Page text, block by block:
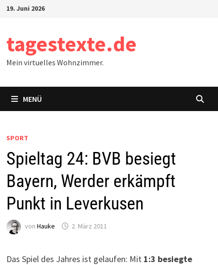
Zum19. Juni 2026
tagestexte.de
Mein virtuelles Wohnzimmer.
MENÜ
SPORT
Spieltag 24: BVB besiegt
Bayern, Werder erkämpft
Punkt in Leverkusen
von Hauke 2. März 2011
Das Spiel des Jahres ist gelaufen: Mit 1:3 besiegte